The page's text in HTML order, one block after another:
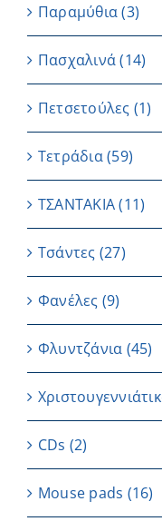
Παραμύθια (3)
Πασχαλινά (14)
Πετσετούλες (1)
Τετράδια(59)
ΤΣΑΝΤΑΚΙΑ (11)
Τσάντες (27)
Φανέλες (9)
Φλυντζάνια (45)
CDs (2)
Μouse pads (16)